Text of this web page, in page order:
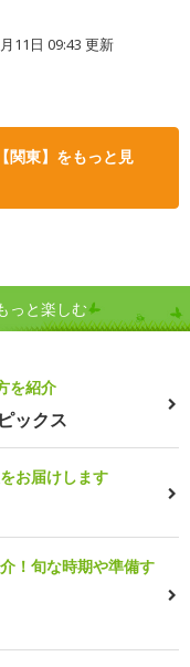
11日 09:43 更新
関東】をもっと見
っと楽しむ
を紹介
ックス
お届けします
！旬な時期や準備す